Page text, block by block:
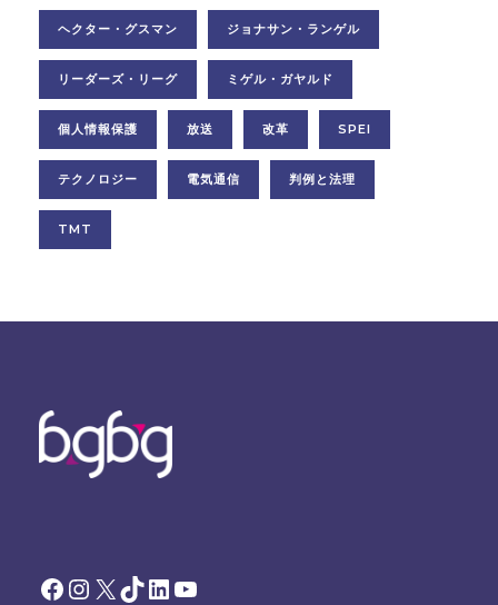
ヘクター・グスマン ジョナサン・ランゲル
リーダーズ・リーグ ミゲル・ガヤルド
個人情報保護 放送 改革 SPEI
テクノロジー 電気通信 判例と法理
TMT
Facebook Instagram X TikTok LinkedIn YouTube